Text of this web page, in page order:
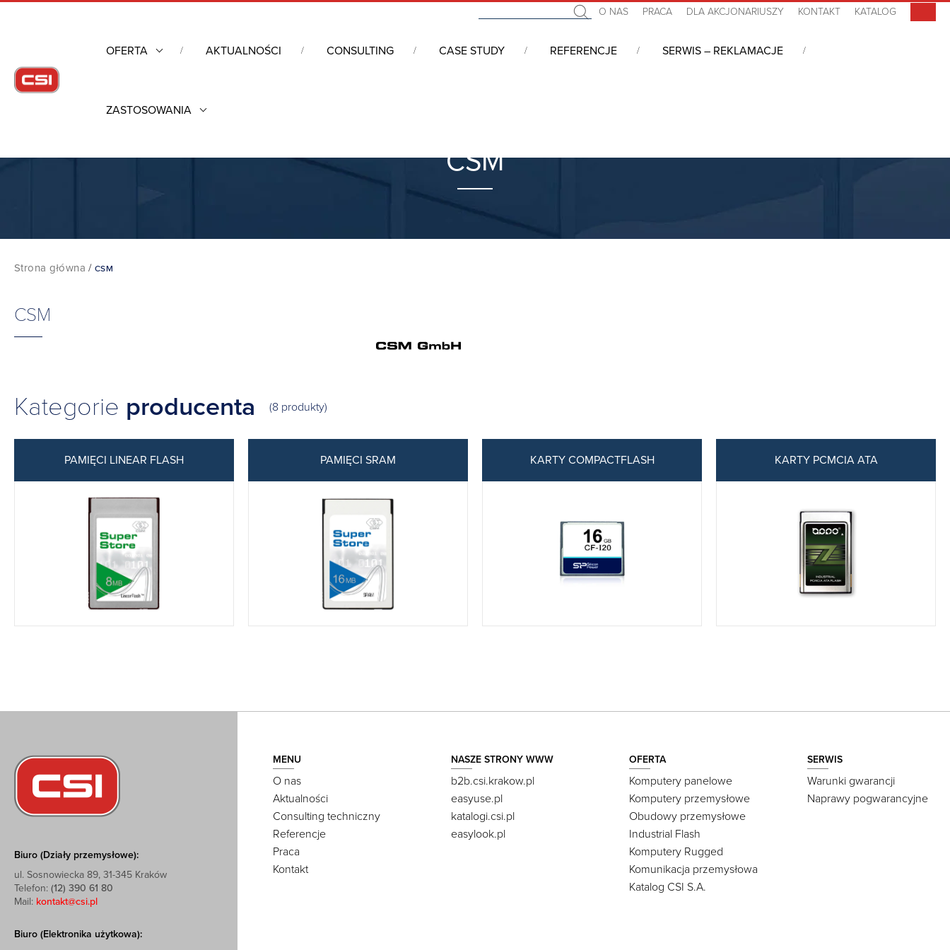
O NAS PRACA DLA AKCJONARIUSZY KONTAKT KATALOG
OFERTA AKTUALNOŚCI CONSULTING CASE STUDY REFERENCJE SERWIS – REKLAMACJE
ZASTOSOWANIA
CSM
Strona główna / CSM
CSM
Kategorie producenta (8 produkty)
PAMIĘCI LINEAR FLASH PAMIĘCI SRAM KARTY COMPACTFLASH KARTY PCMCIA ATA
Biuro (Działy przemysłowe):
ul. Sosnowiecka 89, 31-345 Kraków
Telefon: (12) 390 61 80
Mail: kontakt@csi.pl
Biuro (Elektronika użytkowa):
MENU
O nas
Aktualności
Consulting techniczny
Referencje
Praca
Kontakt
NASZE STRONY WWW
b2b.csi.krakow.pl
easyuse.pl
katalogi.csi.pl
easylook.pl
OFERTA
Komputery panelowe
Komputery przemysłowe
Obudowy przemysłowe
Industrial Flash
Komputery Rugged
Komunikacja przemysłowa
Katalog CSI S.A.
SERWIS
Warunki gwarancji
Naprawy pogwarancyjne